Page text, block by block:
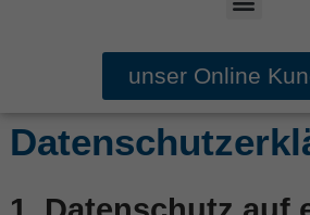
unser Online